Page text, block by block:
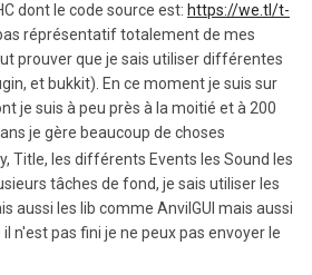
dont le code source est: https://we.tl/t-
réprésentatif totalement de mes
prouver que je sais utiliser différentes
et bukkit). En ce moment je suis sur
je suis à peu près à la moitié et à 200
je gère beaucoup de choses
Title, les différents Events les Sound les
tâches de fond, je sais utiliser les
aussi les lib comme AnvilGUI mais aussi
n'est pas fini je ne peux pas envoyer le